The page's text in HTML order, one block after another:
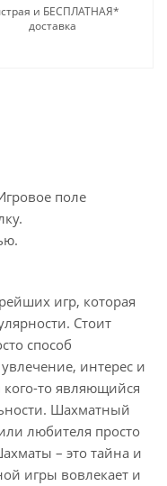
и БЕСПЛАТНАЯ*
доставка
поле
игр, которая
Стоит
способ
интерес и
кого-то являющийся
Шахматный
любителя просто
– это тайна и
игры вовлекает и